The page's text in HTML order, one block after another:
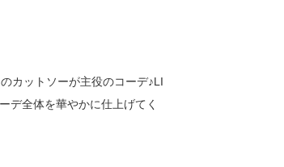
カットソーが主役のコーデ♪LI
デ全体を華やかに仕上げてく